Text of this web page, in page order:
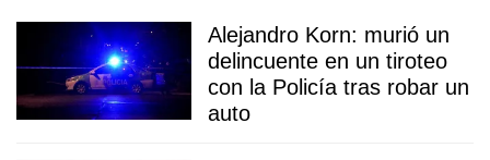
Alejandro Korn: murió un
delincuente en un tiroteo
con la Policía tras robar un
auto